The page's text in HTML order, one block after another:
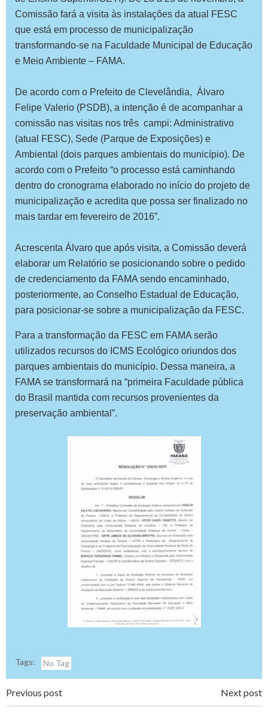
Comissão fará a visita às instalações da atual FESC
que está em processo de municipalização
transformando-se na Faculdade Municipal de Educação
e Meio Ambiente – FAMA.
De acordo com o Prefeito de Clevelândia, Álvaro
Felipe Valerio (PSDB), a intenção é de acompanhar a
comissão nas visitas nos três campi: Administrativo
(atual FESC), Sede (Parque de Exposições) e
Ambiental (dois parques ambientais do município). De
acordo com o Prefeito “o processo está caminhando
dentro do cronograma elaborado no início do projeto de
municipalização e acredita que possa ser finalizado no
mais tardar em fevereiro de 2016”.
Acrescenta Álvaro que após visita, a Comissão deverá
elaborar um Relatório se posicionando sobre o pedido
de credenciamento da FAMA sendo encaminhado,
posteriormente, ao Conselho Estadual de Educação,
para posicionar-se sobre a municipalização da FESC.
Para a transformação da FESC em FAMA serão
utilizados recursos do ICMS Ecológico oriundos dos
parques ambientais do município. Dessa maneira, a
FAMA se transformará na “primeira Faculdade pública
do Brasil mantida com recursos provenientes da
preservação ambiental”.
Tags: No Tag
Navegação
Previous post
Navegação
Next post